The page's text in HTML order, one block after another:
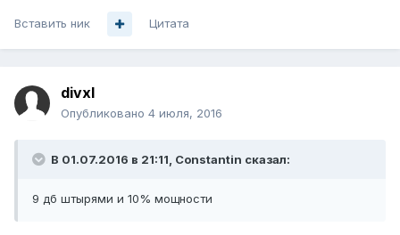
Вставить ник Цитата
divxl
Опубликовано 4 июля, 2016
В 01.07.2016 в 21:11, Constantin сказал:
9 дб штырями и 10% мощности